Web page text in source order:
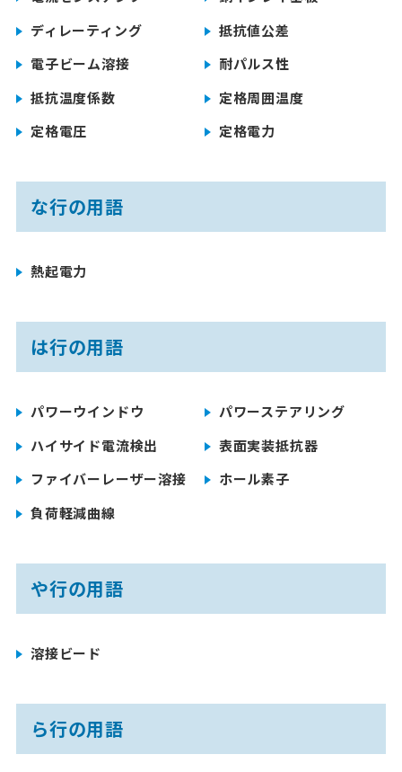
ディレーティング
抵抗値公差
電子ビーム溶接
耐パルス性
抵抗温度係数
定格周囲温度
定格電圧
定格電力
な行の用語
熱起電力
は行の用語
パワーウインドウ
パワーステアリング
ハイサイド電流検出
表面実装抵抗器
ファイバーレーザー溶接
ホール素子
負荷軽減曲線
や行の用語
溶接ビード
ら行の用語